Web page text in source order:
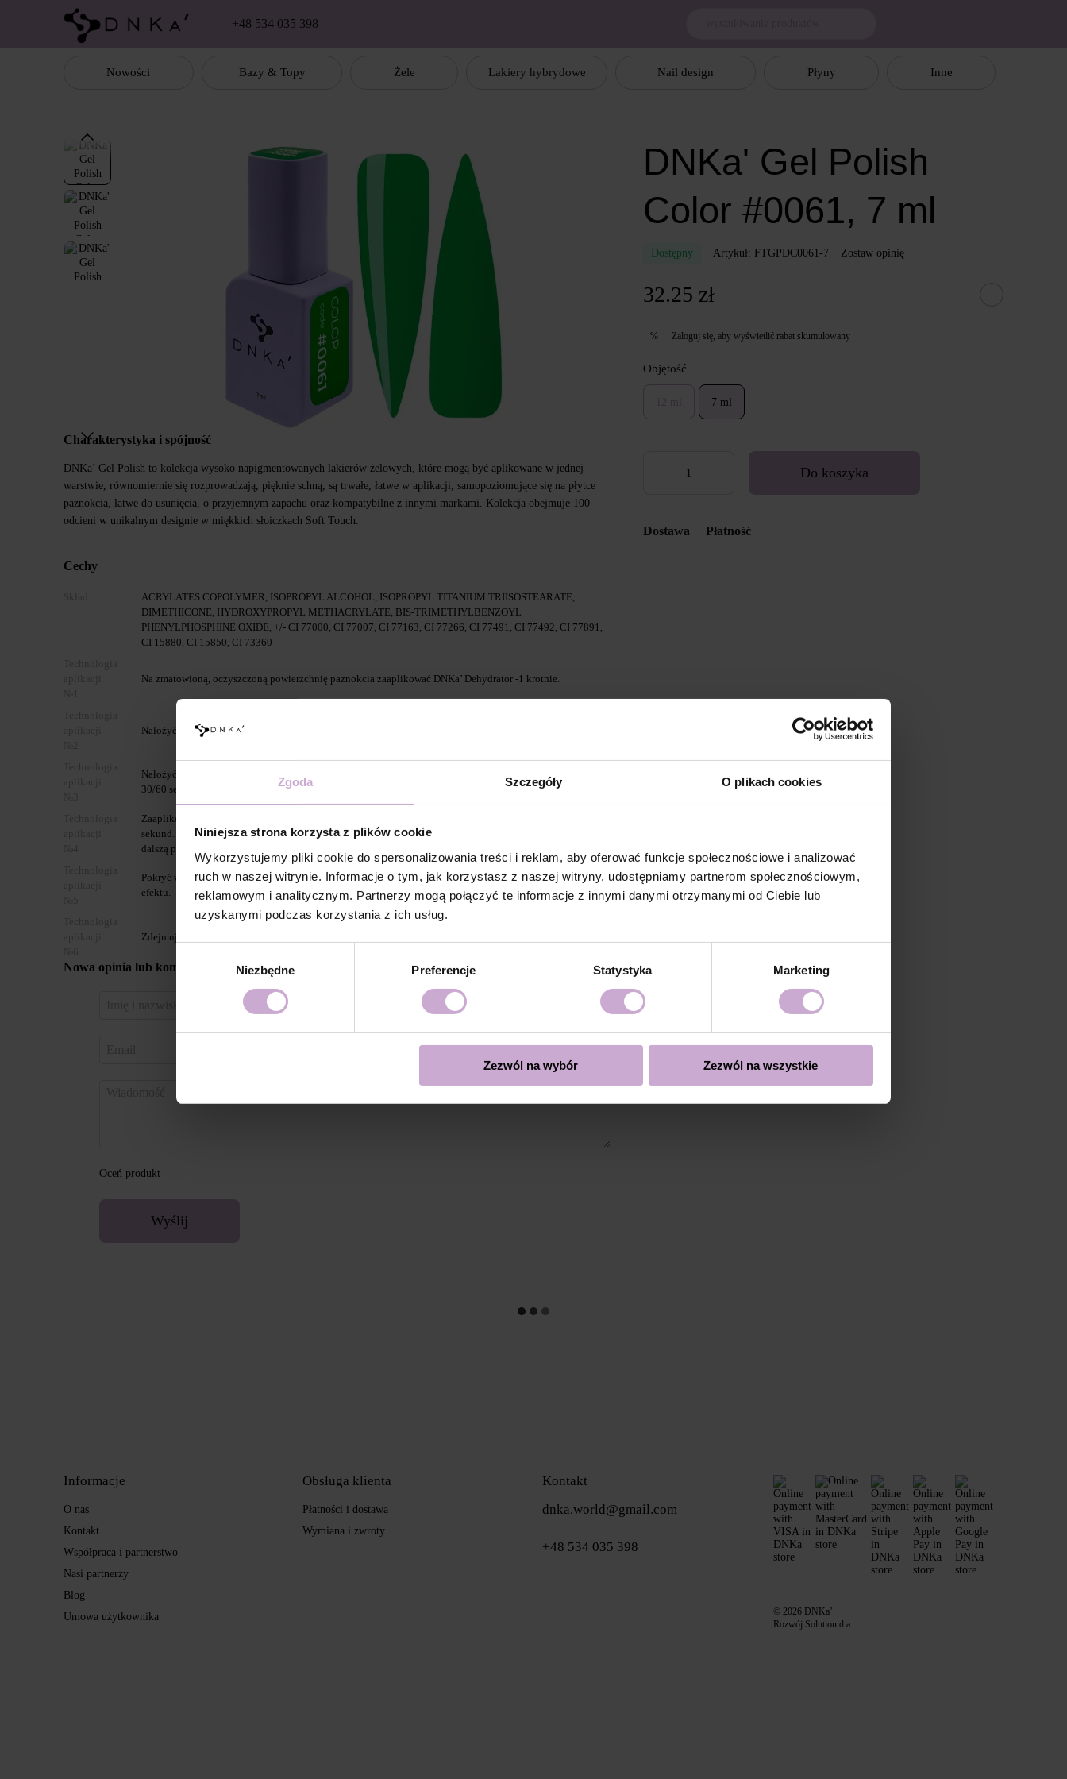
Zgoda Szczegóły O plikach cookies
Niniejsza strona korzysta z plików cookie
Wykorzystujemy pliki cookie do spersonalizowania treści i reklam, aby oferować funkcje społecznościowe i analizować
ruch w naszej witrynie. Informacje o tym, jak korzystasz z naszej witryny, udostępniamy partnerom społecznościowym,
reklamowym i analitycznym. Partnerzy mogą połączyć te informacje z innymi danymi otrzymanymi od Ciebie lub
uzyskanymi podczas korzystania z ich usług.
zgody
Niezbędne Preferencje Statystyka Marketing
Zezwól na wybór Zezwól na wszystkie
Перейти к основному контенту
+48 534 035 398
Nowości Bazy & Topy Żele Lakiery hybrydowe Nail design Płyny Inne
Charakterystyka i spójność
DNKa’ Gel Polish to kolekcja wysoko napigmentowanych lakierów żelowych, które mogą być aplikowane w jednej
warstwie, równomiernie się rozprowadzają, pięknie schną, są trwałe, łatwe w aplikacji, samopoziomujące się na płytce
paznokcia, łatwe do usunięcia, o przyjemnym zapachu oraz kompatybilne z innymi markami. Kolekcja obejmuje 100
odcieni w unikalnym designie w miękkich słoiczkach Soft Touch.
Cechy
ACRYLATES COPOLYMER, ISOPROPYL ALCOHOL, ISOPROPYL TITANIUM TRIISOSTEARATE,
DIMETHICONE, HYDROXYPROPYL METHACRYLATE, BIS-TRIMETHYLBENZOYL
PHENYLPHOSPHINE OXIDE, +/- CI 77000, CI 77007, CI 77163, CI 77266, CI 77491, CI 77492, CI 77891,
CI 15880, CI 15850, CI 73360
Na zmatowioną, oczyszczoną powierzchnię paznokcia zaaplikować DNKa’ Dehydrator -1 krotnie.
Nałożyć jednokrotnie, primer DNKa’ Ultrabond dla dodatkowej przyczepności.
Nałożyć bazę DNKa’ Multi Base/ Low Acid Base / Rubber Base i utwardzić w lampie LED 48W/36 W przez
30/60 sekund
Zaaplikować 1 równomierną warstwę DNKa’ Gel Polish i utwardzić w lampie LED 48W/36W przez 60/120
sekund. Za dla uzyskania bardziej nasycone kolorystycznie powłoki, zaleca się aplikacja drugiej warstwy z
dalszą polimeryzacją.
Pokryć wybranym topem DNKa’ i utwardzić w lampie LED 48W/36w przez 120 sekund dla doskonałego
efektu.
Zdejmujemy Gel Polish Color za pomocą Gel Remover lub poprzez piłowanie.
Nowa opinia lub komentarz
Oceń produkt
Wyślij
DNKa' Gel Polish
Color #0061, 7 ml
Dostępny Artykuł: FTGPDC0061-7 Zostaw opinię
32.25 zł
% Zaloguj się , aby wyświetlić rabat skumulowany
Objętość
7 ml
Do koszyka
Dostawa Płatność
Informacje
O nas
Kontakt
Współpraca i partnerstwo
Nasi partnerzy
Blog
Umowa użytkownika
Obsługa klienta
Płatności i dostawa
Wymiana i zwroty
Kontakt
dnka.world@gmail.com
+48 534 035 398
© 2026 DNKa’
Rozwój Solution d.a.